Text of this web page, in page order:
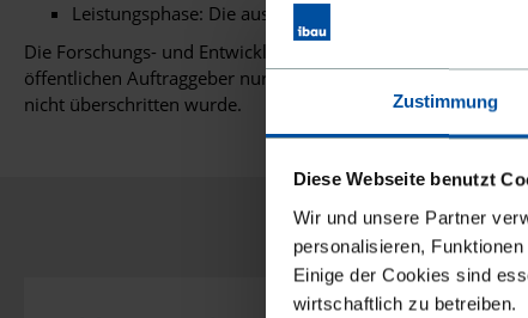
Zustimmung
Diese Webseite benutzt
Wir und unsere Partner
personalisieren,
Einige der Cookies sind
wirtschaftlich zu betreiben.
Leistungsphase: Die aus der Partnerschaft
Die Forschungs- und Entwicklungsphase sowie die
öffentlichen Auftraggeber nur dann eine Verpflichtung, die
nicht überschritten wurde.